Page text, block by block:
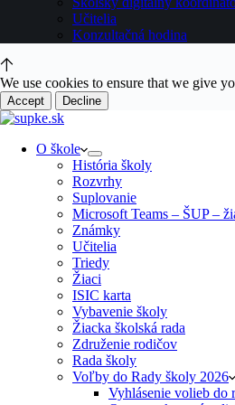
Učitelia
Konzultačná hodina
We use cookies to ensure that we give
Accept Decline
O škole
História školy
Rozvrhy
Suplovanie
Microsoft Teams – ŠUP –
Známky
Učitelia
Triedy
Žiaci
ISIC karta
Vybavenie školy
Žiacka školská rada
Združenie rodičov
Rada školy
Voľby do Rady školy 2026
Vyhlásenie volieb do